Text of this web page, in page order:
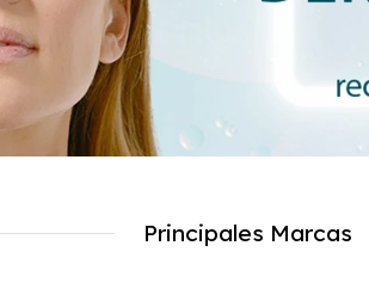
Principales Marcas